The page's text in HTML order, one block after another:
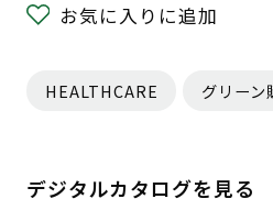
お気に入りに追加
HEALTHCARE グリーン
デジタルカタログを見る